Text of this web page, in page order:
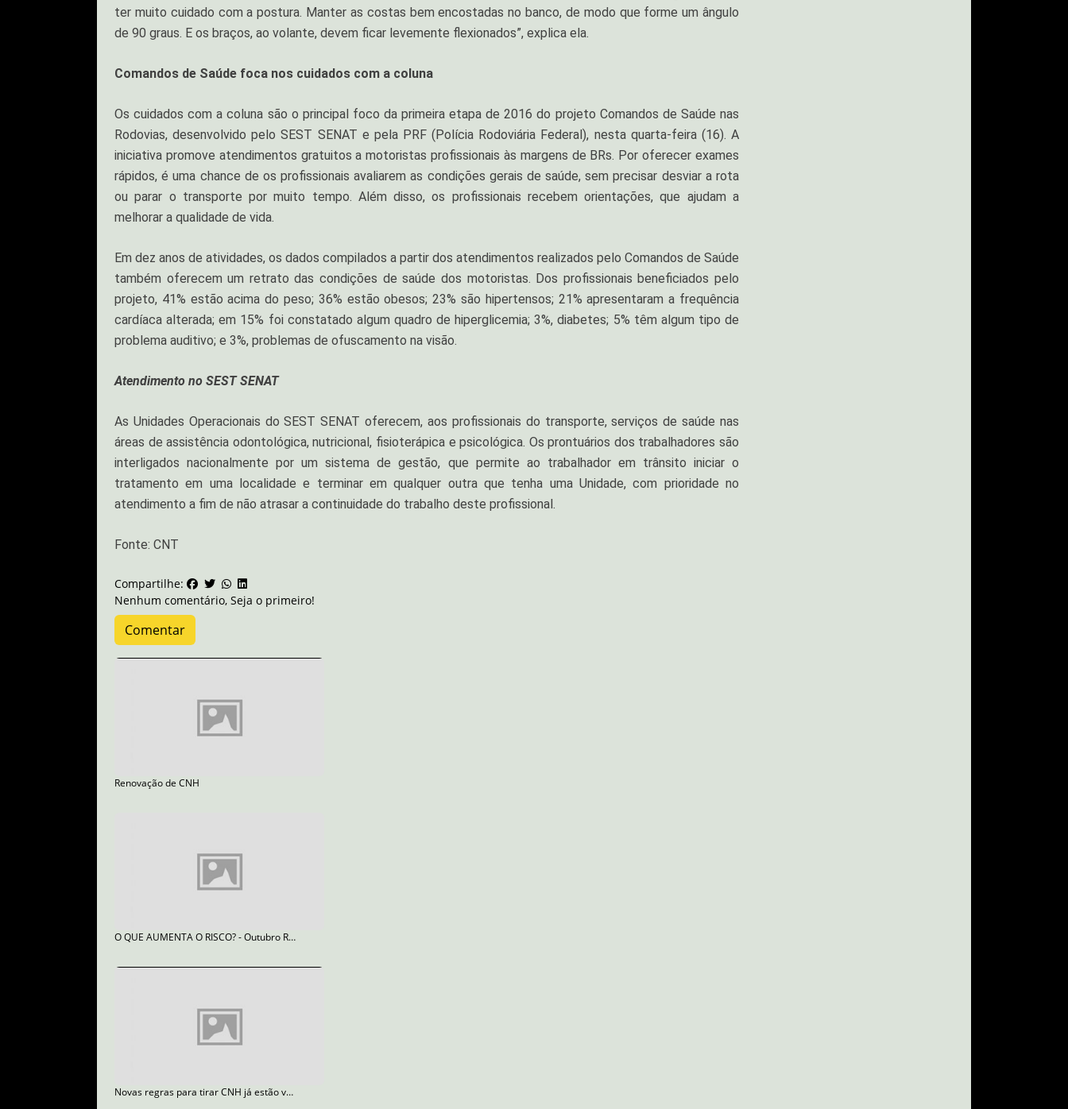
ter muito cuidado com a postura. Manter as costas bem encostadas no banco, de modo que forme um ângulo
de 90 graus. E os braços, ao volante, devem ficar levemente flexionados”, explica ela.
Comandos de Saúde foca nos cuidados com a coluna
Os cuidados com a coluna são o principal foco da primeira etapa de 2016 do projeto Comandos de Saúde nas
Rodovias, desenvolvido pelo SEST SENAT e pela PRF (Polícia Rodoviária Federal), nesta quarta-feira (16). A
iniciativa promove atendimentos gratuitos a motoristas profissionais às margens de BRs. Por oferecer exames
rápidos, é uma chance de os profissionais avaliarem as condições gerais de saúde, sem precisar desviar a rota
ou parar o transporte por muito tempo. Além disso, os profissionais recebem orientações, que ajudam a
melhorar a qualidade de vida.
Em dez anos de atividades, os dados compilados a partir dos atendimentos realizados pelo Comandos de Saúde
também oferecem um retrato das condições de saúde dos motoristas. Dos profissionais beneficiados pelo
projeto, 41% estão acima do peso; 36% estão obesos; 23% são hipertensos; 21% apresentaram a frequência
cardíaca alterada; em 15% foi constatado algum quadro de hiperglicemia; 3%, diabetes; 5% têm algum tipo de
problema auditivo; e 3%, problemas de ofuscamento na visão.
Atendimento no SEST SENAT
As Unidades Operacionais do SEST SENAT oferecem, aos profissionais do transporte, serviços de saúde nas
áreas de assistência odontológica, nutricional, fisioterápica e psicológica. Os prontuários dos trabalhadores são
interligados nacionalmente por um sistema de gestão, que permite ao trabalhador em trânsito iniciar o
tratamento em uma localidade e terminar em qualquer outra que tenha uma Unidade, com prioridade no
atendimento a fim de não atrasar a continuidade do trabalho deste profissional.
Fonte: CNT
Compartilhe:
Nenhum comentário, Seja o primeiro!
Comentar
Renovação de CNH
O QUE AUMENTA O RISCO? - Outubro Rosa
Novas regras para tirar CNH já estão valendo em todo país